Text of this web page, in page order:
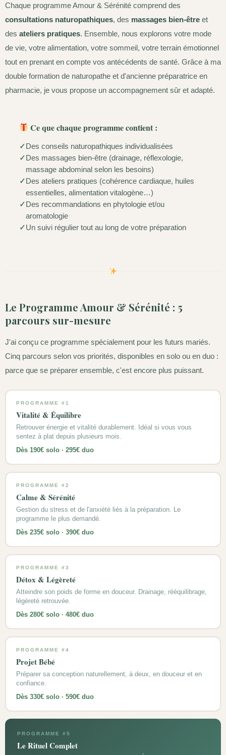
Chaque programme Amour & Sérénité comprend des
consultations naturopathiques, des massages bien-être et
des ateliers pratiques. Ensemble, nous explorons votre mode
de vie, votre alimentation, votre sommeil, votre terrain émotionnel
tout en prenant en compte vos antécédents de santé. Grâce à ma
double formation de naturopathe et d'ancienne préparatrice en
pharmacie, je vous propose un accompagnement sûr et adapté.
Ce que chaque programme contient :
Des conseils naturopathiques individualisées
Des massages bien-être (drainage, réflexologie,
massage abdominal selon les besoins)
Des ateliers pratiques (cohérence cardiaque, huiles
essentielles, alimentation vitalogène…)
Des recommandations en phytologie et/ou
aromatologie
Un suivi régulier tout au long de votre préparation
Le Programme Amour & Sérénité : 5
parcours sur-mesure
J'ai conçu ce programme spécialement pour les futurs mariés.
Cinq parcours selon vos priorités, disponibles en solo ou en duo :
parce que se préparer ensemble, c'est encore plus puissant.
PROGRAMME #1
Vitalité & Équilibre
Retrouver énergie et vitalité durablement. Idéal si vous vous
sentez à plat depuis plusieurs mois.
Dès 190€ solo · 295€ duo
PROGRAMME #2
Calme & Sérénité
Gestion du stress et de l'anxiété liés à la préparation. Le
programme le plus demandé.
Dès 235€ solo · 390€ duo
PROGRAMME #3
Détox & Légèreté
Atteindre son poids de forme en douceur. Drainage, rééquilibrage,
légèreté retrouvée.
Dès 280€ solo · 480€ duo
PROGRAMME #4
Projet Bébé
Préparer sa conception naturellement, à deux, en douceur et en
confiance.
Dès 330€ solo · 590€ duo
PROGRAMME #5
Le Rituel Complet